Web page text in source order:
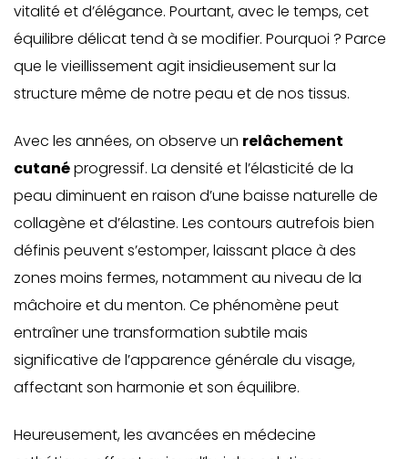
vitalité et d’élégance. Pourtant, avec le temps, cet
équilibre délicat tend à se modifier. Pourquoi ? Parce
que le vieillissement agit insidieusement sur la
structure même de notre peau et de nos tissus.
Avec les années, on observe un relâchement
cutanéprogressif. La densité et l’élasticité de la
peau diminuent en raison d’une baisse naturelle de
collagène et d’élastine. Les contours autrefois bien
définis peuvent s’estomper, laissant place à des
zones moins fermes, notamment au niveau de la
mâchoire et du menton. Ce phénomène peut
entraîner une transformation subtile mais
significative de l’apparence générale du visage,
affectant son harmonie et son équilibre.
Heureusement, les avancées en médecine